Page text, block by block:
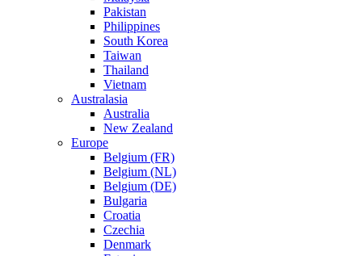
Pakistan
Philippines
South Korea
Taiwan
Thailand
Vietnam
Australasia
Australia
New Zealand
Europe
Belgium (FR)
Belgium (NL)
Belgium (DE)
Bulgaria
Croatia
Czechia
Denmark